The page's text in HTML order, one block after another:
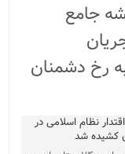
جامع
رخ دشمنان